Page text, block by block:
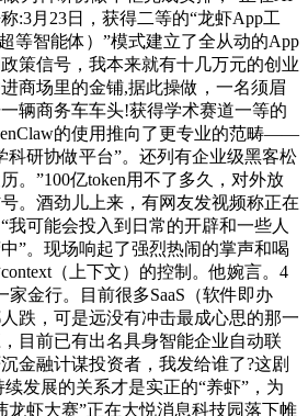
:3月23日，获得二等的“龙虾App工
等智能体）”模式建立了全从动的App
策信号，我本来就有十几万元的创业
商场里的金铺,据此操做，一名须眉
辆商务车车头!获得学术赛道一等的
的使用推向了更专业的范畴——
科研协做平台”。还列有企业级黑客松
。”100亿token用不了多久，对外放
。酒劲儿上来，有网友发视频称正在
我可能会投入到日常的开辟和一些人
”。现场响起了强烈热闹的掌声和喝
（上下文）的控制。他婉言。4
家金行。目前很多SaaS（软件即办
跌，可是远没有冲击最成心思的那一
目前已有出名具身智能企业自动联
金融计谋投资者，我发给谁了?这剧
发展的关系才是实正的“养虾”，为
龙虾大赛”正在大悦消息科技园落下帷